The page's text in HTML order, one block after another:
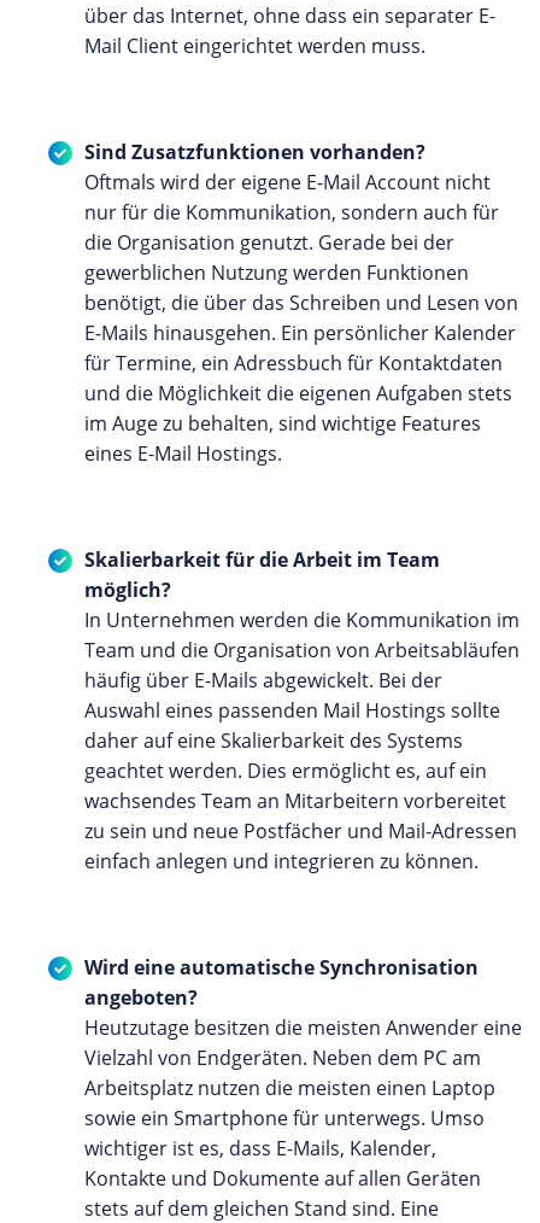
über das Internet, ohne dass ein separater E-
Mail Client eingerichtet werden muss.
Sind Zusatzfunktionen vorhanden?
Oftmals wird der eigene E-Mail Account nicht
nur für die Kommunikation, sondern auch für
die Organisation genutzt. Gerade bei der
gewerblichen Nutzung werden Funktionen
benötigt, die über das Schreiben und Lesen von
E-Mails hinausgehen. Ein persönlicher Kalender
für Termine, ein Adressbuch für Kontaktdaten
und die Möglichkeit die eigenen Aufgaben stets
im Auge zu behalten, sind wichtige Features
eines E-Mail Hostings.
Skalierbarkeit für die Arbeit im Team
möglich?
In Unternehmen werden die Kommunikation im
Team und die Organisation von Arbeitsabläufen
häufig über E-Mails abgewickelt. Bei der
Auswahl eines passenden Mail Hostings sollte
daher auf eine Skalierbarkeit des Systems
geachtet werden. Dies ermöglicht es, auf ein
wachsendes Team an Mitarbeitern vorbereitet
zu sein und neue Postfächer und Mail-Adressen
einfach anlegen und integrieren zu können.
Wird eine automatische Synchronisation
angeboten?
Heutzutage besitzen die meisten Anwender eine
Vielzahl von Endgeräten. Neben dem PC am
Arbeitsplatz nutzen die meisten einen Laptop
sowie ein Smartphone für unterwegs. Umso
wichtiger ist es, dass E-Mails, Kalender,
Kontakte und Dokumente auf allen Geräten
stets auf dem gleichen Stand sind. Eine